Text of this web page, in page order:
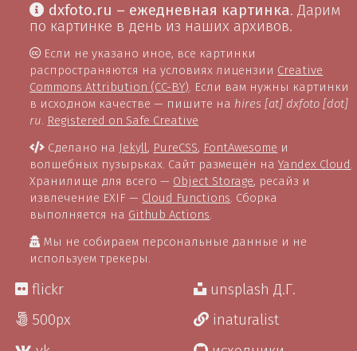
dxfoto.ru – ежедневная картинка. Дарим
по картинке в день из наших архивов.
Если не указано иное, все картинки
распространяются на условиях лицензии Creative
Commons Attribution (CC-BY). Если вам нужны картинки
в исходном качестве — пишите на hires [at] dxfoto [dot]
ru. Registered on Safe Creative
Сделано на Jekyll, PureCSS, FontAwesome и
волшебных пузырьках. Сайт размещён наYandex Cloud.
Хранилище для всего — Object Storage, ресайз и
извлечение EXIF — Cloud Functions. Сборка
выполняется на Github Actions.
Мы не собираем персональные данные и не
используем трекеры.
flickr
500px
unsplash Д.Г.
inaturalist